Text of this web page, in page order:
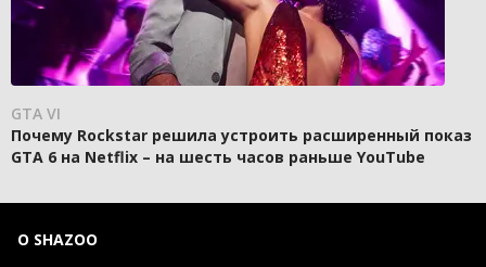
GTA VI
Почему Rockstar решила устроить расширенный показ
GTA 6 на Netflix – на шесть часов раньше YouTube
О SHAZOO